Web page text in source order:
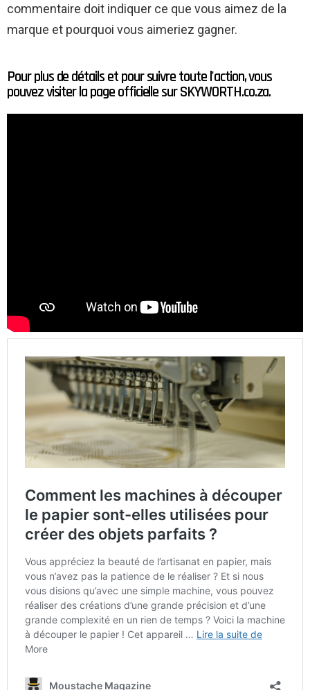
commentaire doit indiquer ce que vous aimez de la
marque et pourquoi vous aimeriez gagner.
Pour plus de détails et pour suivre toute l'action, vous
pouvez visiter la page officielle sur SKYWORTH.co.za.